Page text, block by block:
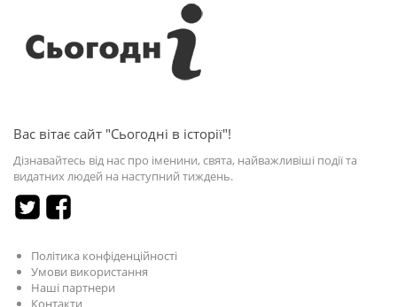
Вас вітає сайт "Сьогодні в історії"!
Дізнавайтесь від нас про іменини, свята, найважливіші події та
видатних людей на наступний тиждень.
Політика конфіденційності
Умови використання
Наші партнери
Контакти